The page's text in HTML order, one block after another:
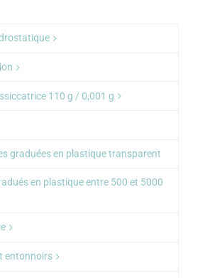
110 g / 0,001 g
graduées en plastique transparent
en plastique entre 500 et 5000
entonnoirs